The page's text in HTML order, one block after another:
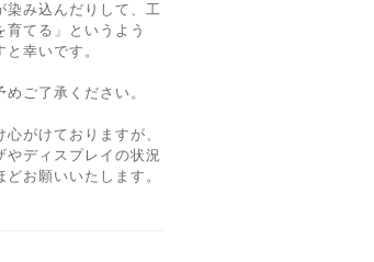
染み込んだりして、工
てる」というよう
幸いです。
ご了承ください。
がけておりますが、
やディスプレイの状況
お願いいたします。